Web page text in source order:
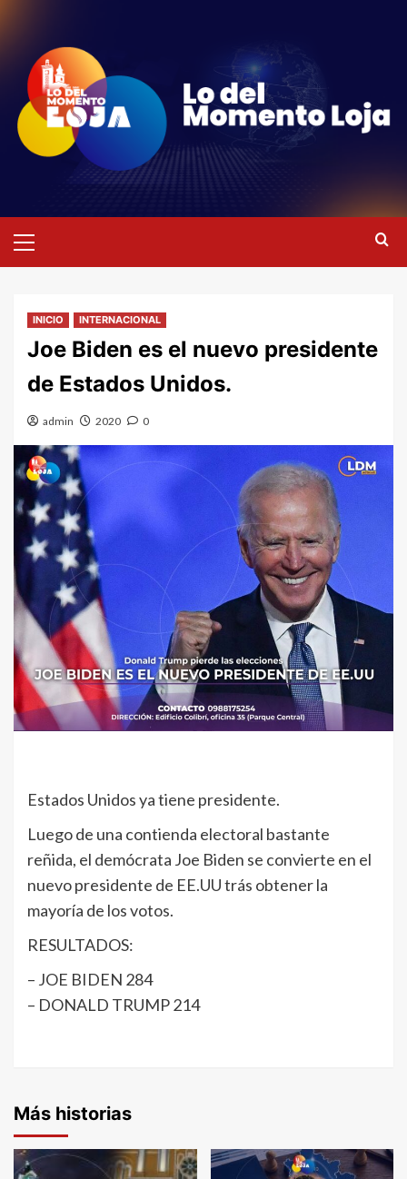
contenido
primario
INICIO INTERNACIONAL
Joe Biden es el nuevo presidente
de Estados Unidos.
admin 2020 0
Estados Unidos ya tiene presidente.
Luego de una contienda electoral bastante
reñida, el demócrata Joe Biden se convierte en el
nuevo presidente de EE.UU trás obtener la
mayoría de los votos.
RESULTADOS:
– JOE BIDEN 284
– DONALD TRUMP 214
Más historias